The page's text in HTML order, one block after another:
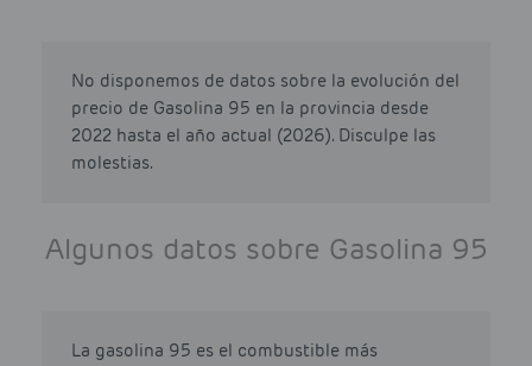
No disponemos de datos sobre la evolución del
precio de Gasolina 95 en la provincia desde
2022 hasta el año actual (2026). Disculpe las
molestias.
Algunos datos sobre Gasolina 95
La gasolina 95 es el combustible más